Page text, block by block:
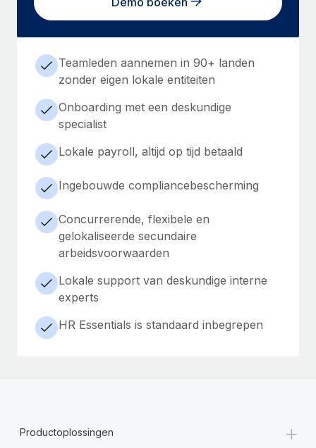
Teamleden aannemen in 90+ landen
zonder eigen lokale entiteiten
Onboarding met een deskundige
specialist
Lokale payroll, altijd op tijd betaald
Ingebouwde compliancebescherming
Concurrerende, flexibele en
gelokaliseerde secundaire
arbeidsvoorwaarden
Lokale support van deskundige interne
experts
HR Essentials is standaard inbegrepen
Productoplossingen +